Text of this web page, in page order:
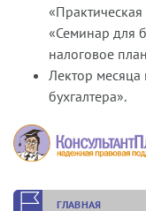
«Семинар для
налоговое
Лектор
бухгалтера».
ГЛАВНАЯ